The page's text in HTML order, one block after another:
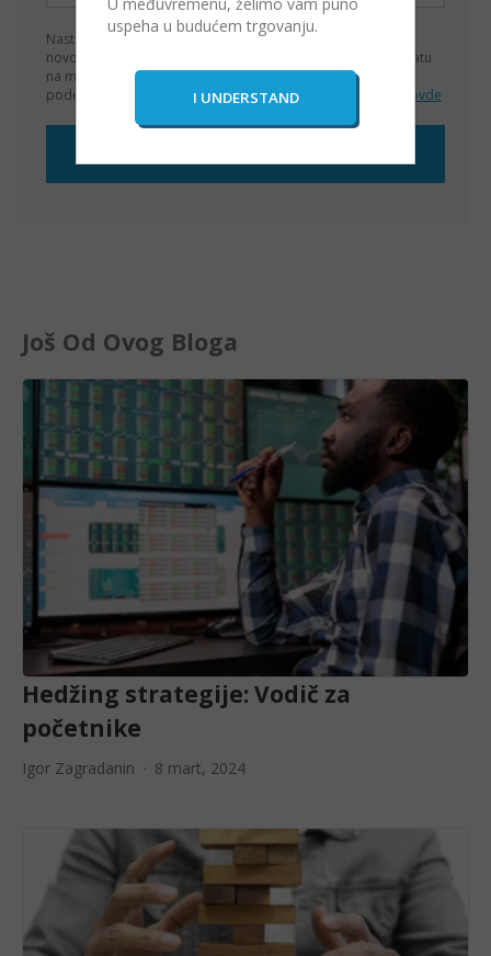
Nastavljajući dalje prihvatam
Slažem se da primam važne
novosti i promocije. Razumem da mogu da otkažem pretplatu
na marketinška obaveštenja u bilo kom trenutku putem
podešavanja u obaveštenjima. Za više informacija,
kliknite ovde
Još Od Ovog Bloga
Hedžing strategije: Vodič za
početnike
Igor Zagradanin 8 mart, 2024
uspeha u budućem trgovanju.